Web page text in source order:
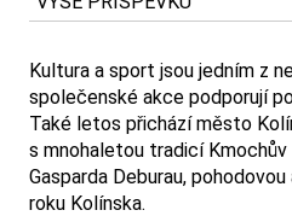
Kultura a sport jsou jedním z
společenské akce podporují
Také letos přichází město
s mnohaletou tradicí
Gasparda Deburau,
roku Kolínska.